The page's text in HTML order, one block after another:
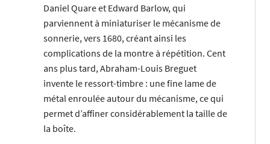
Daniel Quare et Edward Barlow, qui
parviennent à miniaturiser le mécanisme de
sonnerie, vers 1680, créant ainsi les
complications de la montre à répétition. Cent
ans plus tard, Abraham-Louis Breguet
invente le ressort-timbre : une fine lame de
métal enroulée autour du mécanisme, ce qui
permet d’affiner considérablement la taille de
la boîte.